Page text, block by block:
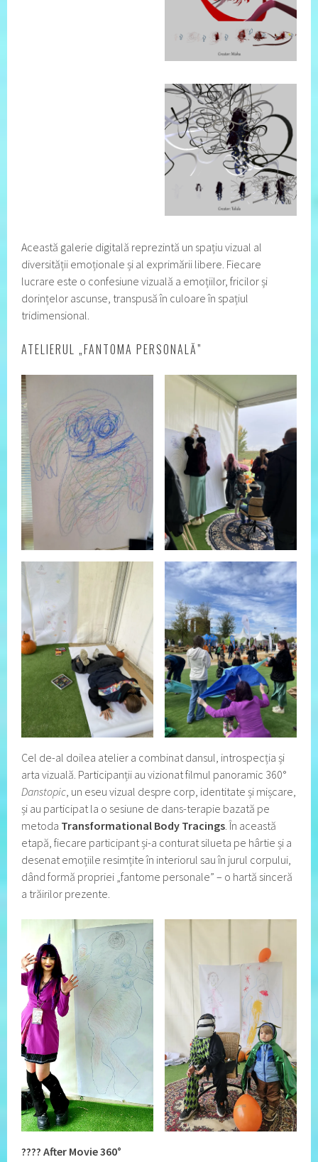
Această galerie digitală reprezintă un spațiu vizual al
diversității emoționale și al exprimării libere. Fiecare
lucrare este o confesiune vizuală a emoțiilor, fricilor și
dorințelor ascunse, transpusă în culoare în spațiul
tridimensional.
ATELIERUL „FANTOMA PERSONALĂ”
Cel de-al doilea atelier a combinat dansul, introspecția și
arta vizuală. Participanții au vizionat filmul panoramic 360°
Danstopic , un eseu vizual despre corp, identitate și mișcare,
și au participat la o sesiune de dans-terapie bazată pe
metoda Transformational Body Tracings . În această
etapă, fiecare participant și-a conturat silueta pe hârtie și a
desenat emoțiile resimțite în interiorul sau în jurul corpului,
dând formă propriei „fantome personale” – o hartă sinceră
a trăirilor prezente.
???? After Movie 360°